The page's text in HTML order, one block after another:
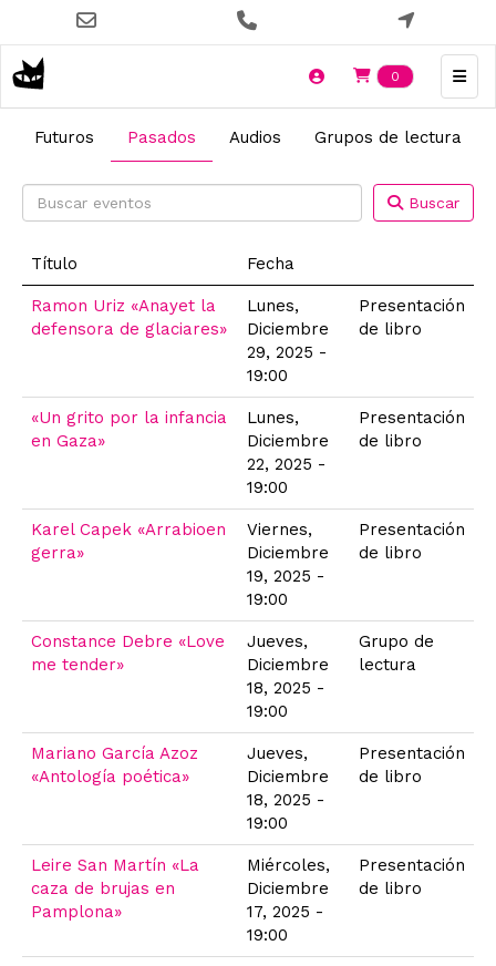
contenido
principal
0 Items en
Futuros Pasados Audios Grupos de lectura
Buscar
Título Fecha
Ramon Uriz «Anayet la
defensora de glaciares»
Lunes,
Diciembre
29, 2025 -
19:00
Presentación
de libro
«Un grito por la infancia
en Gaza»
Lunes,
Diciembre
22, 2025 -
19:00
Presentación
de libro
Karel Capek «Arrabioen
gerra»
Viernes,
Diciembre
19, 2025 -
19:00
Presentación
de libro
Constance Debre «Love
me tender»
Jueves,
Diciembre
18, 2025 -
19:00
Grupo de
lectura
Mariano García Azoz
«Antología poética»
Jueves,
Diciembre
18, 2025 -
19:00
Presentación
de libro
Leire San Martín «La
caza de brujas en
Pamplona»
Miércoles,
Diciembre
17, 2025 -
19:00
Presentación
de libro